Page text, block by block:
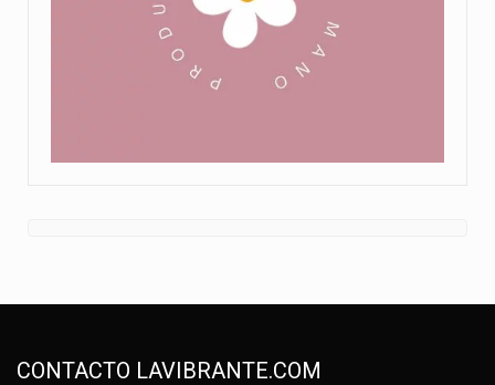
CONTACTO LAVIBRANTE.COM